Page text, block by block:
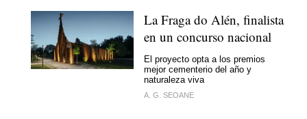
La Fraga do Alén, finalista
en un concurso nacional
El proyecto opta a los premios
mejor cementerio del año y
naturaleza viva
A. G. SEOANE